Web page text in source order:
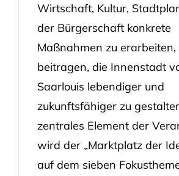
Wirtschaft, Kultur,
der Bürgerschaft konkrete
Maßnahmen zu erarbeiten,
beitragen, die Innenstadt
Saarlouis lebendiger und
zukunftsfähiger zu
zentrales Element der
wird der „Marktplatz der
auf dem sieben